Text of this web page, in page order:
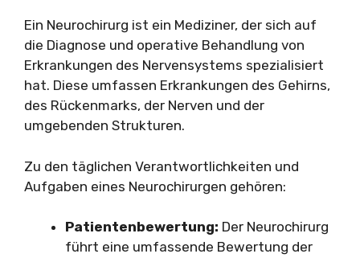
Ein Neurochirurg ist ein Mediziner, der sich auf
die Diagnose und operative Behandlung von
Erkrankungen des Nervensystems spezialisiert
hat. Diese umfassen Erkrankungen des Gehirns,
des Rückenmarks, der Nerven und der
umgebenden Strukturen.
Zu den täglichen Verantwortlichkeiten und
Aufgaben eines Neurochirurgen gehören:
Patientenbewertung: Der Neurochirurg
führt eine umfassende Bewertung der